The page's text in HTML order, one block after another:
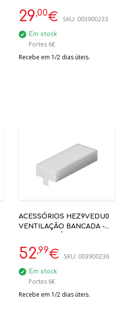
TUBO PLANO
29,00€ SKU: 003900233
Em stock
Portes 6€
Recebe em 1/2 dias úteis.
ACESSÓRIOS HEZ9VEDU0
VENTILAÇÃO BANCADA -
(EXTRAÇÃO)H
52,99€ SKU: 003900236
Em stock
Portes 6€
Recebe em 1/2 dias úteis.